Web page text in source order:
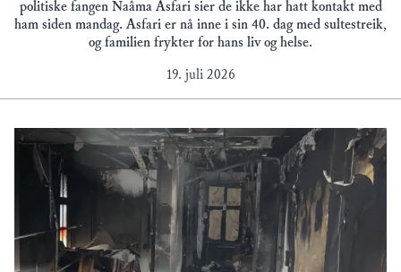
politiske fangen Naâma Asfari sier de ikke har hatt kontakt med
ham siden mandag. Asfari er nå inne i sin 40. dag med sultestreik,
og familien frykter for hans liv og helse.
19. juli 2026